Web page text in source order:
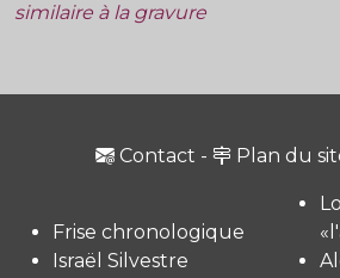
similaire à la gravure
Contact - Plan du
Frise chronologique
Israël Silvestre